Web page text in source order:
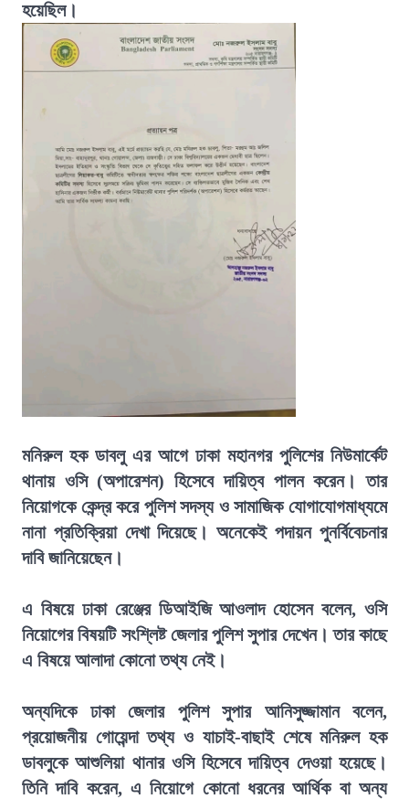
হয়েছিল।
মনিরুল হক ডাবলু এর আগে ঢাকা মহানগর পুলিশের নিউমার্কেট
থানায় ওসি (অপারেশন) হিসেবে দায়িত্ব পালন করেন। তার
নিয়োগকে কেন্দ্র করে পুলিশ সদস্য ও সামাজিক যোগাযোগমাধ্যমে
নানা প্রতিক্রিয়া দেখা দিয়েছে। অনেকেই পদায়ন পুনর্বিবেচনার
দাবি জানিয়েছেন।
এ বিষয়ে ঢাকা রেঞ্জের ডিআইজি আওলাদ হোসেন বলেন, ওসি
নিয়োগের বিষয়টি সংশ্লিষ্ট জেলার পুলিশ সুপার দেখেন। তার কাছে
এ বিষয়ে আলাদা কোনো তথ্য নেই।
অন্যদিকে ঢাকা জেলার পুলিশ সুপার আনিসুজ্জামান বলেন,
প্রয়োজনীয় গোয়েন্দা তথ্য ও যাচাই-বাছাই শেষে মনিরুল হক
ডাবলুকে আশুলিয়া থানার ওসি হিসেবে দায়িত্ব দেওয়া হয়েছে।
তিনি দাবি করেন, এ নিয়োগে কোনো ধরনের আর্থিক বা অন্য